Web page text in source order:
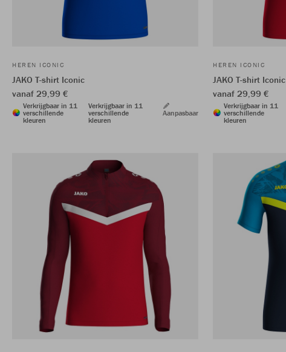
HEREN ICONIC
JAKO T-shirt Iconic
vanaf 29,99 €
Verkrijgbaar in 11
verschillende
kleuren
Verkrijgbaar in 11
verschillende
kleuren
Aanpasbaar
HEREN ICONIC
JAKO T-shirt Iconic
vanaf 29,99 €
Verkrijgbaar in 11
verschillende
kleuren